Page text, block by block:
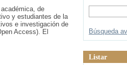
de
y estudiantes de la
e investigación de
Access). El
Búsqueda
Listar